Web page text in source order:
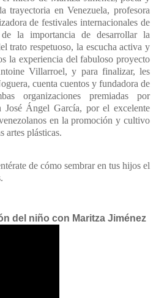
trayectoria en Venezuela, profesora
de festivales internacionales de
la importancia de desarrollar la
trato respetuoso, la escucha activa y
la experiencia del fabuloso proyecto
Villarroel, y para finalizar, les
cuenta cuentos y fundadora de
organizaciones premiadas por
Ángel García, por el excelente
en la promoción y cultivo
artes plásticas.
de cómo sembrar en tus hijos el
del niño con Maritza Jiménez